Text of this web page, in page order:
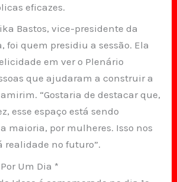
eficazes.
Bastos, vice-presidente da
foi quem presidiu a sessão. Ela
em ver o Plenário
que ajudaram a construir a
“Gostaria de destacar que,
esse espaço está sendo
maioria, por mulheres. Isso nos
realidade no futuro”.
Um Dia *